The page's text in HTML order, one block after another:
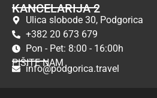
KANCELARIJA 2
Ulica slobode 30, Podgorica
+382 20 673 679
Pon - Pet: 8:00 - 16:00h
PIŠITE NAM
info@podgorica.travel